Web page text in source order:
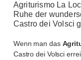
Agriturismo La
Ruhe der
Castro dei Volsci
Wenn man das
Castro dei Volsci